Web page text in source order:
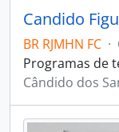
Candido
BR RJMHN FC ·
Programas de
Cândido dos